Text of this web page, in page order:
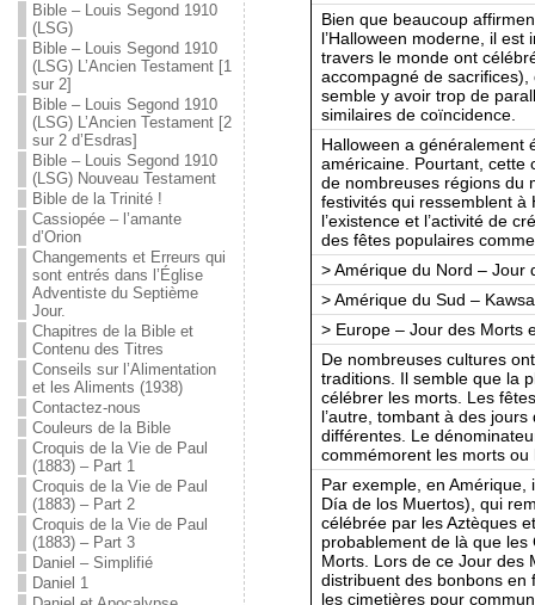
Bible – Louis Segond 1910
(LSG)
Bible – Louis Segond 1910
(LSG) L’Ancien Testament [1
sur 2]
Bible – Louis Segond 1910
(LSG) L’Ancien Testament [2
sur 2 d’Esdras]
Bible – Louis Segond 1910
(LSG) Nouveau Testament
Bible de la Trinité !
Cassiopée – l’amante
d’Orion
Changements et Erreurs qui
sont entrés dans l’Église
Adventiste du Septième
Jour.
Chapitres de la Bible et
Contenu des Titres
Conseils sur l’Alimentation
et les Aliments (1938)
Contactez-nous
Couleurs de la Bible
Croquis de la Vie de Paul
(1883) – Part 1
Croquis de la Vie de Paul
(1883) – Part 2
Croquis de la Vie de Paul
(1883) – Part 3
Daniel – Simplifié
Daniel 1
Bien que beaucoup
l’Halloween moderne, il
travers le monde ont
accompagné de sacrifices),
semble y avoir trop de
similaires de coïncidence.
Halloween a généralement
américaine. Pourtant, cette
de nombreuses régions du
festivités qui ressemblent à
l’existence et l’activité de
des fêtes populaires
> Amérique du Nord – Jour
> Amérique du Sud –
> Europe – Jour des Morts
De nombreuses cultures
traditions. Il semble que la
célébrer les morts. Les
l’autre, tombant à des
différentes. Le
commémorent les morts ou
Par exemple, en
Día de los Muertos), qui
célébrée par les Aztèques
probablement de là que
Morts. Lors de ce Jour des
distribuent des bonbons en
les cimetières pour